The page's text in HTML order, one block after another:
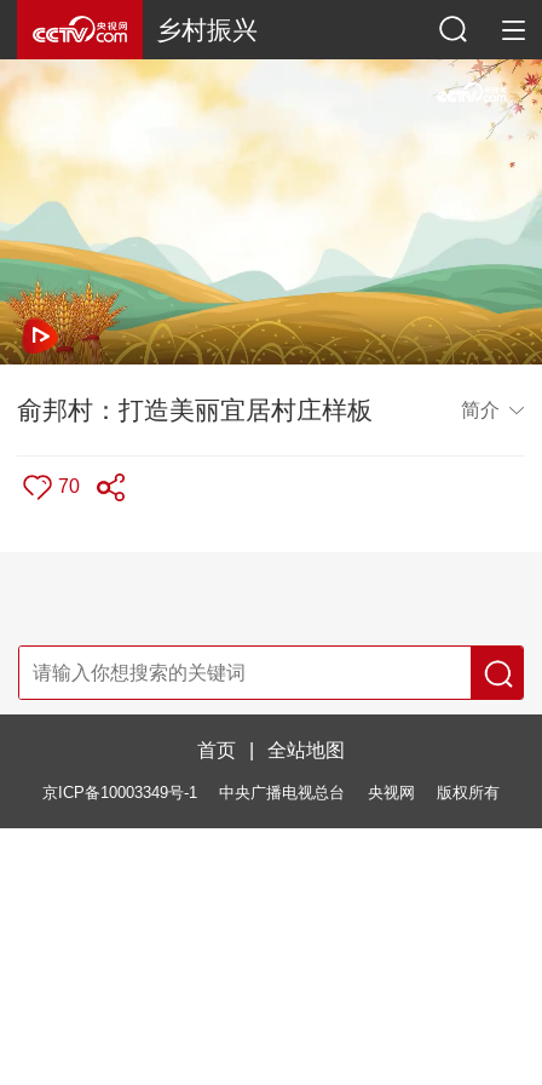
乡村振兴
俞邦村：打造美丽宜居村庄样板 简介
70
首页 全站地图
京ICP备10003349号-1 中央广播电视总台 央视网 版权所有